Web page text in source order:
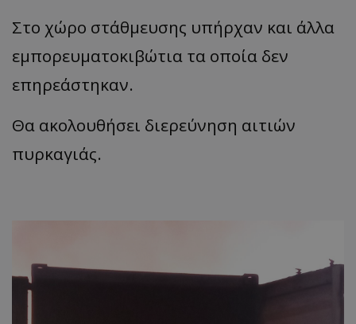
Στο χώρο στάθμευσης υπήρχαν και άλλα
εμπορευματοκιβώτια τα οποία δεν
επηρεάστηκαν.
Θα ακολουθήσει διερεύνηση αιτιών
πυρκαγιάς.